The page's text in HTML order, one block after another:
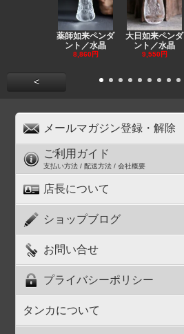
薬師如来ペンダ
ント／水晶
8,860円
大日如来ペンダ
ント／水晶
9,550円
<
メールマガジン登録・解除
ご利用ガイド
支払い方法 / 配送方法 / 会社概要
店長について
ショップブログ
お問い合せ
プライバシーポリシー
タンカについて